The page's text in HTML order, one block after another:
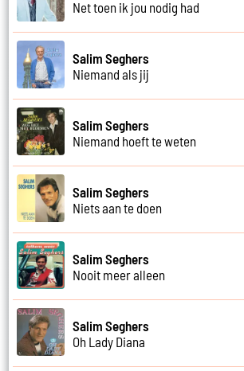
Net toen ik jou nodig had
Salim Seghers
Niemand als jij
Salim Seghers
Niemand hoeft te weten
Salim Seghers
Niets aan te doen
Salim Seghers
Nooit meer alleen
Salim Seghers
Oh Lady Diana